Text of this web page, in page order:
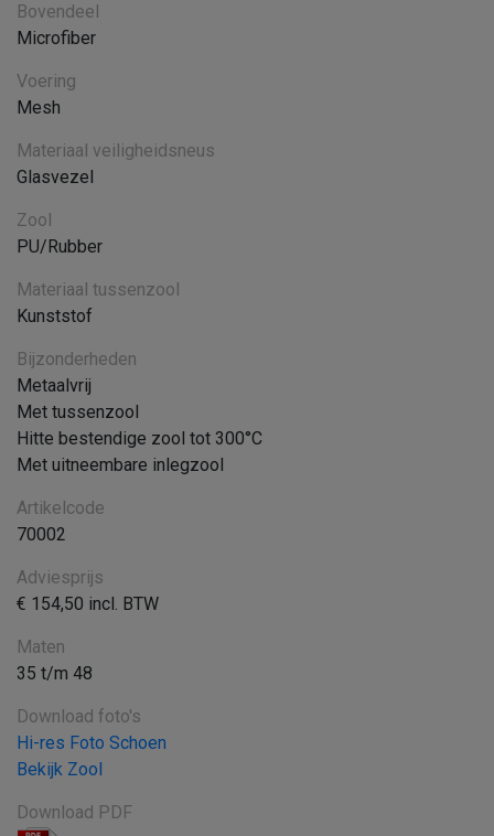
Bovendeel
Microfiber
Voering
Mesh
Materiaal veiligheidsneus
Glasvezel
Zool
PU/Rubber
Materiaal tussenzool
Kunststof
Bijzonderheden
Metaalvrij
Met tussenzool
Hitte bestendige zool tot 300°C
Met uitneembare inlegzool
Artikelcode
70002
Adviesprijs
€ 154,50 incl. BTW
Maten
35 t/m 48
Download foto's
Hi-res Foto Schoen
Bekijk Zool
Download PDF